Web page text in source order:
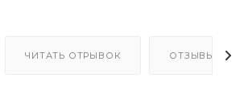
ЧИТАТЬ ОТРЫВОК ОТЗЫВЫ